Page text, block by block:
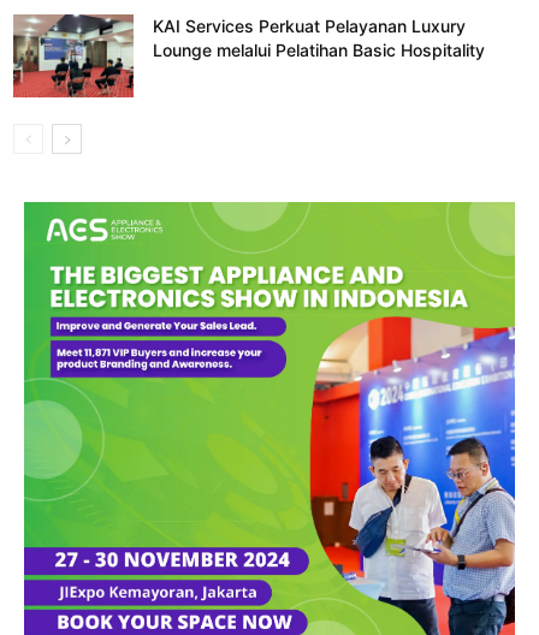
KAI Services Perkuat Pelayanan Luxury
Lounge melalui Pelatihan Basic Hospitality